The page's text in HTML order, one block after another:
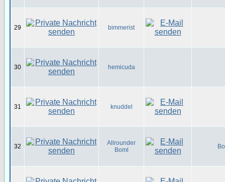
29 bimmerist
30 hemicuda
31 knuddel
32
Allrounder
Boml